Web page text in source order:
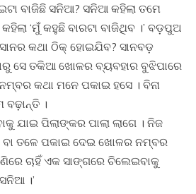
ବାଜିଛି ସନିଆ? ସନିଆ କହିଲା ତମେ
‘ମୁଁ କହୁଛି ବାରଟା ବାଜିଥିବ ।’ ବଡ଼ପୁଅ
କଥା ଠିକ୍‍ ହୋଇଯିବ? ସାନବଡ଼
ସେ ତକିଆ ଖୋଳର ବ୍ୟବହାର ବୁଝିପାରେ
କଥା ମନେ ପକାଇ ହସେ । ବିନା
ବଢ଼ାନ୍ତି ।
ଯାଇ ପିଲାଙ୍କର ପାଲା ଲାଗେ । ନିଜ
ତଳେ ପକାଇ ଦେଇ ଖୋଳର ନମ୍ବର
ଚାହିଁ ଏକ ସାଙ୍ଗରେ ଚିଲେଇବାକୁ
।’